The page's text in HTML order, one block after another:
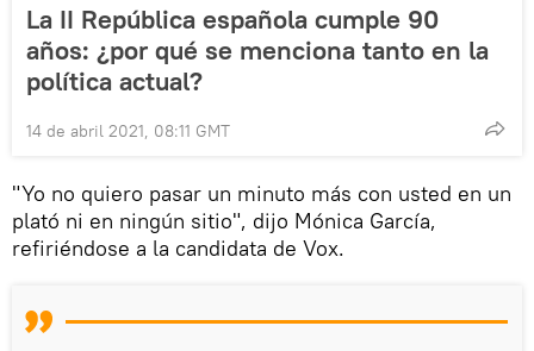
La II República española cumple 90
años: ¿por qué se menciona tanto en la
política actual?
14 de abril 2021, 08:11 GMT
"Yo no quiero pasar un minuto más con usted en un
plató ni en ningún sitio", dijo Mónica García,
refiriéndose a la candidata de Vox.